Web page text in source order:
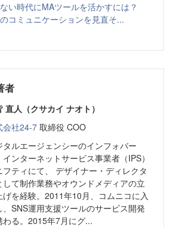
い時代にMAツールを活かすには？
コミュニケーションを見直そ...
者
直人（クサカイ ナオト）
会社24-7 取締役 COO
タルエージェンシーのインフォバー
インターネットサービス事業者（IPS）
フティにて、 デザイナー・ディレクタ
して制作業務やオウンドメディアの立
げを経験。2011年10月、コムニコに入
、SNS運用支援ツールのサービス開発
わる。2015年7月にグ...